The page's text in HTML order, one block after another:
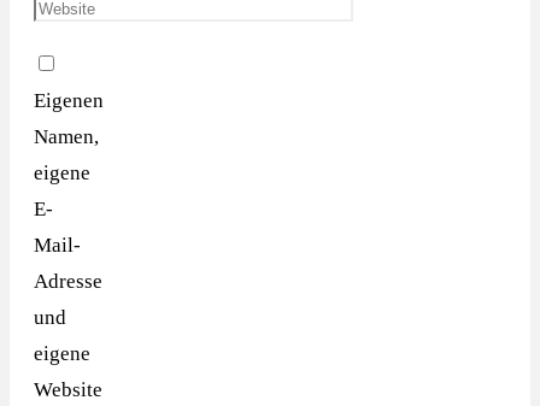
Eigenen
Namen,
eigene
E-
Mail-
Adresse
und
eigene
Website